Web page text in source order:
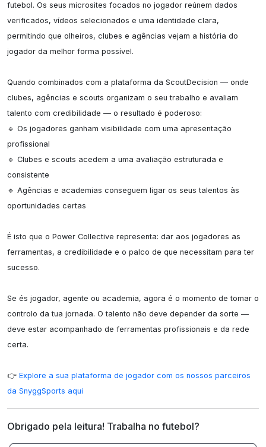
futebol. Os seus microsites focados no jogador reúnem dados
verificados, vídeos selecionados e uma identidade clara,
permitindo que olheiros, clubes e agências vejam a história do
jogador da melhor forma possível.
Quando combinados com a plataforma da ScoutDecision — onde
clubes, agências e scouts organizam o seu trabalho e avaliam
talento com credibilidade — o resultado é poderoso:
🔹 Os jogadores ganham visibilidade com uma apresentação
profissional
🔹 Clubes e scouts acedem a uma avaliação estruturada e
consistente
🔹 Agências e academias conseguem ligar os seus talentos às
oportunidades certas
É isto que o Power Collective representa: dar aos jogadores as
ferramentas, a credibilidade e o palco de que necessitam para ter
sucesso.
Se és jogador, agente ou academia, agora é o momento de tomar o
controlo da tua jornada. O talento não deve depender da sorte —
deve estar acompanhado de ferramentas profissionais e da rede
certa.
👉 Explore a sua plataforma de jogador com os nossos parceiros
da SnyggSports aqui
Obrigado pela leitura! Trabalha no futebol?